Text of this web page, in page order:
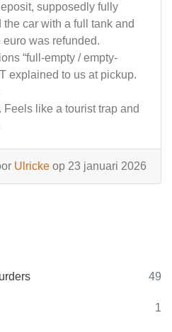
49
1
supposedly fully
car with a full tank and
was refunded.
“full-empty / empty-
explained to us at pickup.
like a tourist trap and
Ulricke op 23 januari 2026